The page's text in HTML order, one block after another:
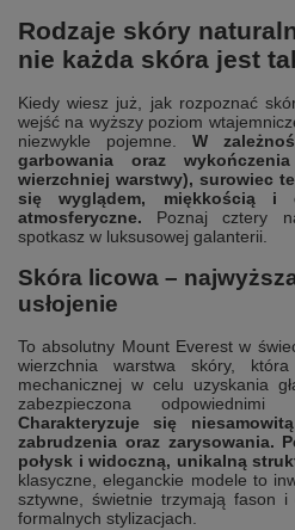
Rodzaje skóry
nie każda skóra jest
Kiedy wiesz już, jak rozpoznać
wejść na wyższy poziom
niezwykle pojemne. W
garbowania oraz
wierzchniej warstwy), surowiec
się wyglądem, miękkością i
atmosferyczne. Poznaj cztery
spotkasz w luksusowej galanterii.
Skóra licowa –
usłojenie
To absolutny Mount Everest w
wierzchnia warstwa skóry,
mechanicznej w celu uzyskania
zabezpieczona
Charakteryzuje się
zabrudzenia oraz zarysowania.
połysk i widoczną, unikalną
klasyczne, eleganckie modele to
sztywne, świetnie trzymają fason
formalnych stylizacjach.